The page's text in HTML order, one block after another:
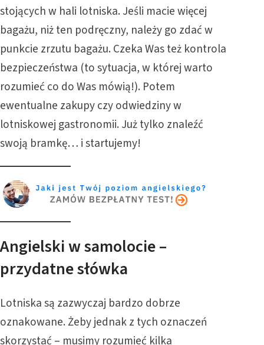
stojących w hali lotniska. Jeśli macie więcej
bagażu, niż ten podręczny, należy go zdać w
punkcie zrzutu bagażu. Czeka Was też kontrola
bezpieczeństwa (to sytuacja, w której warto
rozumieć co do Was mówią!). Potem
ewentualne zakupy czy odwiedziny w
lotniskowej gastronomii. Już tylko znaleźć
swoją bramkę… i startujemy!
Angielski w samolocie –
przydatne słówka
Lotniska są zazwyczaj bardzo dobrze
oznakowane. Żeby jednak z tych oznaczeń
skorzystać – musimy rozumieć kilka